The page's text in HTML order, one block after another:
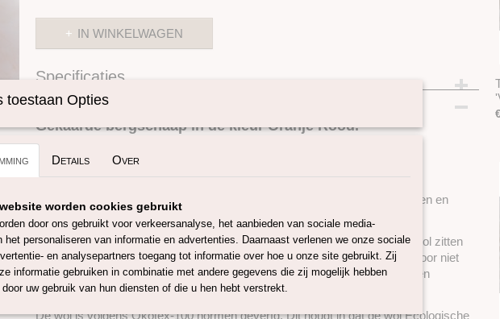
IN WINKELWAGEN
Specificaties
Productcode
Omschrijving
Gekaarde bergschaap in de kleur Oranje Rood.
Mooie verantwoorde gekaarde wol van het bergschaap uit Tirol.
Deze wol wordt door een klein familiebedrijf gewassen zonder toevoegingen en
gedroogd aan de lucht.
Door deze manier van wassen blijft er voldoende wolvet ( lanoline) in de wol zitten
waardoor de wol zacht en veerkrachtig blijft. Het kan zijn dat de wol daardoor niet
overal evenveel egaal geverfd is , zoals industriële wol. Dit geeft de wol een
natuurlijke uitstraling.
De wol is volgens Okotex-100 normen geverfd. Dit houdt in dat de wol Ecologische
toestaan Opties
Details Over
worden cookies gebruikt
door ons gebruikt voor verkeersanalyse, het aanbieden van sociale media-
het personaliseren van informatie en advertenties. Daarnaast verlenen we onze sociale
en analysepartners toegang tot informatie over hoe u onze site gebruikt. Zij
informatie gebruiken in combinatie met andere gegevens die zij mogelijk hebben
uw gebruik van hun diensten of die u hen hebt verstrekt.